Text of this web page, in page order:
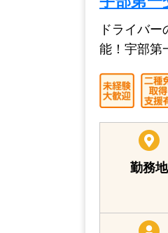
宇部第一
ドライバ
能！宇部第
勤務地